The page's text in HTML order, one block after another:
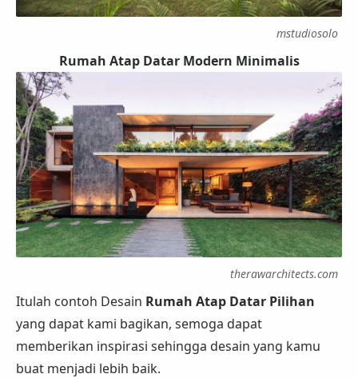
mstudiosolo
Rumah Atap Datar Modern Minimalis
therawarchitects.com
Itulah contoh Desain Rumah Atap Datar Pilihan
yang dapat kami bagikan, semoga dapat
memberikan inspirasi sehingga desain yang kamu
buat menjadi lebih baik.